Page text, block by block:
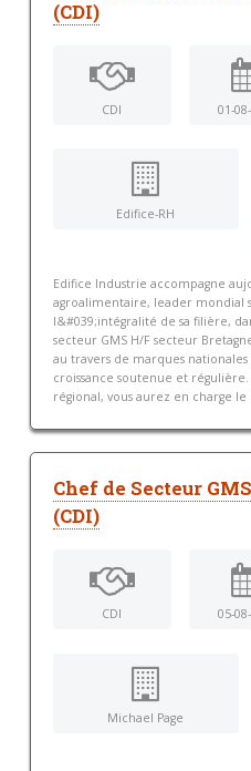
(CDI)
CDI 01-
Edifice-RH
Edifice Industrie accompagne
agroalimentaire, leader mondial
l&#039;intégralité de sa filière,
secteur GMS H/F secteur
au travers de marques
croissance soutenue et
régional, vous aurez en charge
Chef de Secteur
(CDI)
CDI 05-
Michael Page